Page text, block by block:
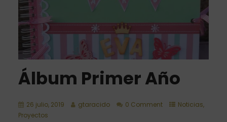
Álbum Primer Año
26 julio, 2019 gtaracido 0 Comment Noticias,
Proyectos